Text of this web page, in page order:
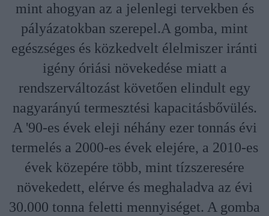
mint ahogyan az a jelenlegi tervekben és
pályázatokban szerepel.A gomba, mint
egészséges és közkedvelt élelmiszer iránti
igény óriási növekedése miatt a
rendszerváltozást követően elindult egy
nagyarányú termesztési kapacitásbővülés.
A '90-es évek eleji néhány ezer tonnás évi
termelés a 2000-es évek elejére, a 2010-es
évek közepére több, mint tízszeresére
növekedett, elérve és meghaladva az évi
30.000 tonna feletti mennyiséget. A gomba